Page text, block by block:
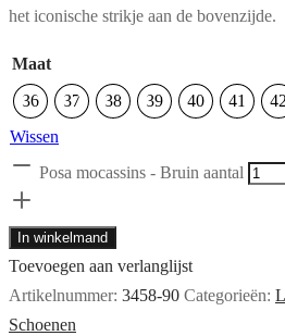
het iconische strikje aan de bovenzijde.
Maat
36
37 38 39 40 41
42
Wissen
Posa mocassins - Bruin aantal
In winkelmand
Toevoegen aan verlanglijst
Artikelnummer: 3458-90 Categorieën:
Schoenen